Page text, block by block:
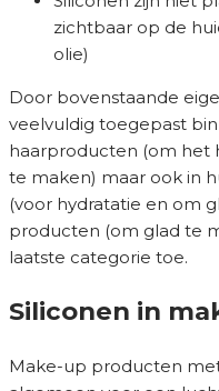
zichtbaar op de
olie)
Door bovenstaande
veelvuldig toegepast
haarproducten (om het
te maken) maar ook in
(voor hydratatie en om
producten (om glad te
laatste categorie toe.
Siliconen in
Make-up producten